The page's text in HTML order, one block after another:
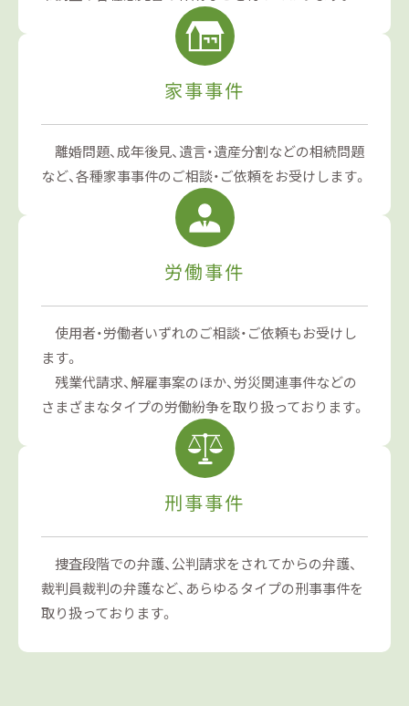
家事事件
離婚問題、成年後見、遺言・遺産分割などの相続問題
など、各種家事事件のご相談・ご依頼をお受けします。
労働事件
使用者・労働者いずれのご相談・ご依頼もお受けし
ます。
残業代請求、解雇事案のほか、労災関連事件などの
さまざまなタイプの労働紛争を取り扱っております。
刑事事件
捜査段階での弁護、公判請求をされてからの弁護、
裁判員裁判の弁護など、あらゆるタイプの刑事事件を
取り扱っております。